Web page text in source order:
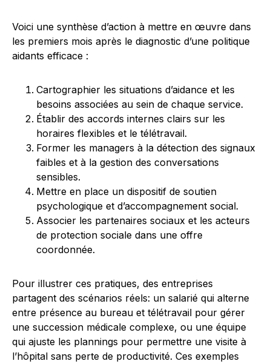
Voici une synthèse d’action à mettre en œuvre dans
les premiers mois après le diagnostic d’une politique
aidants efficace :
Cartographier les situations d’aidance et les
besoins associées au sein de chaque service.
Établir des accords internes clairs sur les
horaires flexibles et le télétravail.
Former les managers à la détection des signaux
faibles et à la gestion des conversations
sensibles.
Mettre en place un dispositif de soutien
psychologique et d’accompagnement social.
Associer les partenaires sociaux et les acteurs
de protection sociale dans une offre
coordonnée.
Pour illustrer ces pratiques, des entreprises
partagent des scénarios réels: un salarié qui alterne
entre présence au bureau et télétravail pour gérer
une succession médicale complexe, ou une équipe
qui ajuste les plannings pour permettre une visite à
l’hôpital sans perte de productivité. Ces exemples